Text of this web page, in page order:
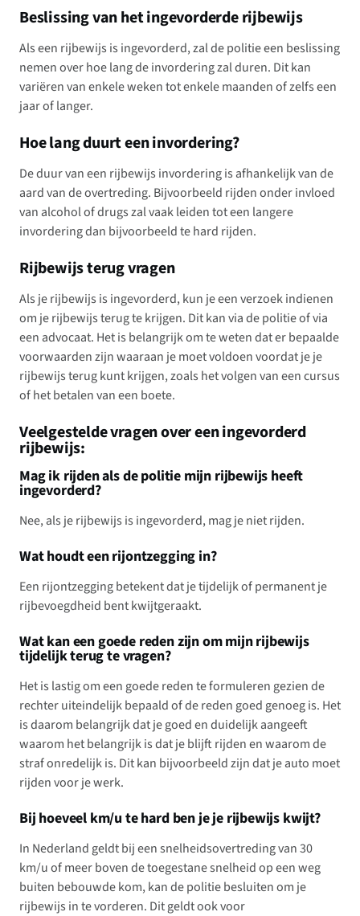
Beslissing van het ingevorderde rijbewijs
Als een rijbewijs is ingevorderd, zal de politie een beslissing
nemen over hoe lang de invordering zal duren. Dit kan
variëren van enkele weken tot enkele maanden of zelfs een
jaar of langer.
Hoe lang duurt een invordering?
De duur van een rijbewijs invordering is afhankelijk van de
aard van de overtreding. Bijvoorbeeld rijden onder invloed
van alcohol of drugs zal vaak leiden tot een langere
invordering dan bijvoorbeeld te hard rijden.
Rijbewijs terug vragen
Als je rijbewijs is ingevorderd, kun je een verzoek indienen
om je rijbewijs terug te krijgen. Dit kan via de politie of via
een advocaat. Het is belangrijk om te weten dat er bepaalde
voorwaarden zijn waaraan je moet voldoen voordat je je
rijbewijs terug kunt krijgen, zoals het volgen van een cursus
of het betalen van een boete.
Veelgestelde vragen over een ingevorderd
rijbewijs:
Mag ik rijden als de politie mijn rijbewijs heeft
ingevorderd?
Nee, als je rijbewijs is ingevorderd, mag je niet rijden.
Wat houdt een rijontzegging in?
Een rijontzegging betekent dat je tijdelijk of permanent je
rijbevoegdheid bent kwijtgeraakt.
Wat kan een goede reden zijn om mijn rijbewijs
tijdelijk terug te vragen?
Het is lastig om een goede reden te formuleren gezien de
rechter uiteindelijk bepaald of de reden goed genoeg is. Het
is daarom belangrijk dat je goed en duidelijk aangeeft
waarom het belangrijk is dat je blijft rijden en waarom de
straf onredelijk is. Dit kan bijvoorbeeld zijn dat je auto moet
rijden voor je werk.
Bij hoeveel km/u te hard ben je je rijbewijs kwijt?
In Nederland geldt bij een snelheidsovertreding van 30
km/u of meer boven de toegestane snelheid op een weg
buiten bebouwde kom, kan de politie besluiten om je
rijbewijs in te vorderen. Dit geldt ook voor